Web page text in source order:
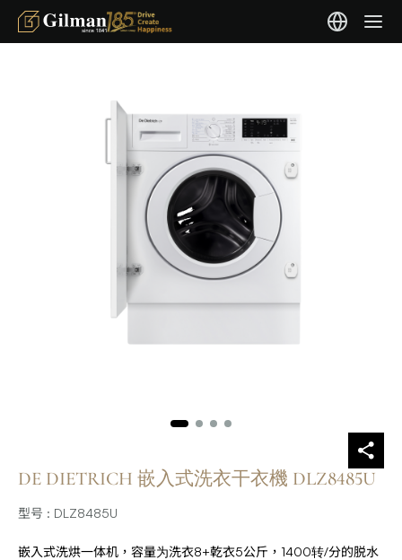
DE DIETRICH 嵌入式洗衣干衣機 DLZ8485U
型号 : DLZ8485U
嵌入式洗烘一体机，容量为洗衣8+乾衣5公斤，1400转/分的脱水